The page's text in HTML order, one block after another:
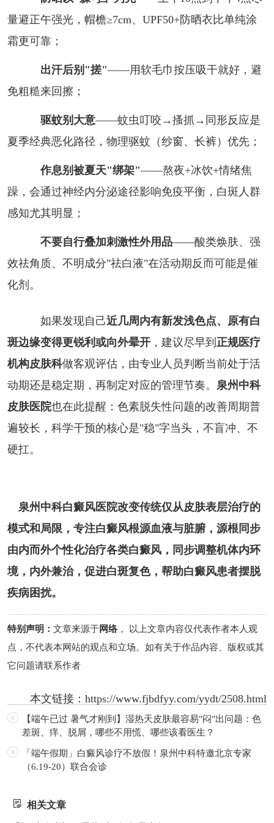
量避正午强光，帽檐≥7cm、UPF50+防晒衣比单纯涂
霜更可靠；
出汗后别"搓"——用软毛巾按压吸干就好，避
免粗糙来回擦；
驱蚊别大意——蚊虫叮咬→搔抓→同形反应是
夏季经典恶化路径，物理驱蚊（纱窗、长裤）优先；
作息别被夏天"绑架"——熬夜+冰饮+情绪焦
躁，会通过神经内分泌途径影响免疫平衡，白斑人群
感知尤其明显；
不要自行叠加刺激性外用品——酸类焕肤、强
效祛角质、不明成分"祛白液"在活动期反而可能是催
化剂。
如果发现自己近几周内有新发浅色点、原有白
斑边缘变得更锐利或向外晕开，建议尽早到 正规医疗
机构皮肤科做客观评估，由专业人员判断当前处于活
动期还是稳定期，再制定对应的管理节奏。 泉州中科
皮肤医院也在此提醒：色素脱失性问题的改善周期普
遍较长，科学干预的核心是"稳"字当头，不盲冲、不
硬扛。
泉州中科白癜风医院改变传统仅从皮肤表层治疗的
模式和局限，专注白癜风根源血液与脏腑，源根同步
由内而外个性化治疗各类白癜风，同步调整机体内环
境，内外兼治，促进白斑复色，帮助白癜风患者摆脱
疾病困扰。
特别声明： 文章来源于网络， 以上文章内容仅代表作者本人观
点，不代表本网站的观点和立场。如有关于作品内容、版权或其
它问题请联系作者
本文链接：https://www.fjbdfyy.com/yydt/2508.html
【端午已过 暑气才刚到】湿热天皮肤最容易"闷"出问题：色
差斑、痒、脱屑，哪些不用慌、哪些该看医生？
「端午假期」白癜风诊疗不放假！泉州中科特邀北京专家
（6.19-20）联合会诊
相关文章